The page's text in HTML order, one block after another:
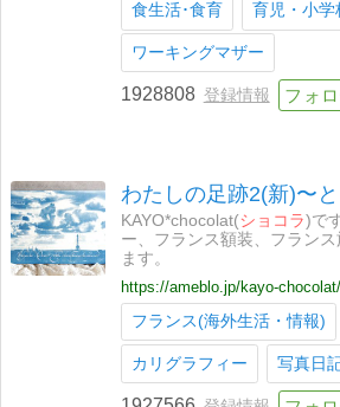
食生活･食育 育児・小学
ワーキングマザー
1928808 登録情報
わたしの足跡2(新)〜
KAYO*chocolat(ショコラ)で
ー、フランス額装、フラン
ます。
https://ameblo.jp/kayo-chocolat/
フランス(海外生活・情報)
カリグラフィー 写真日